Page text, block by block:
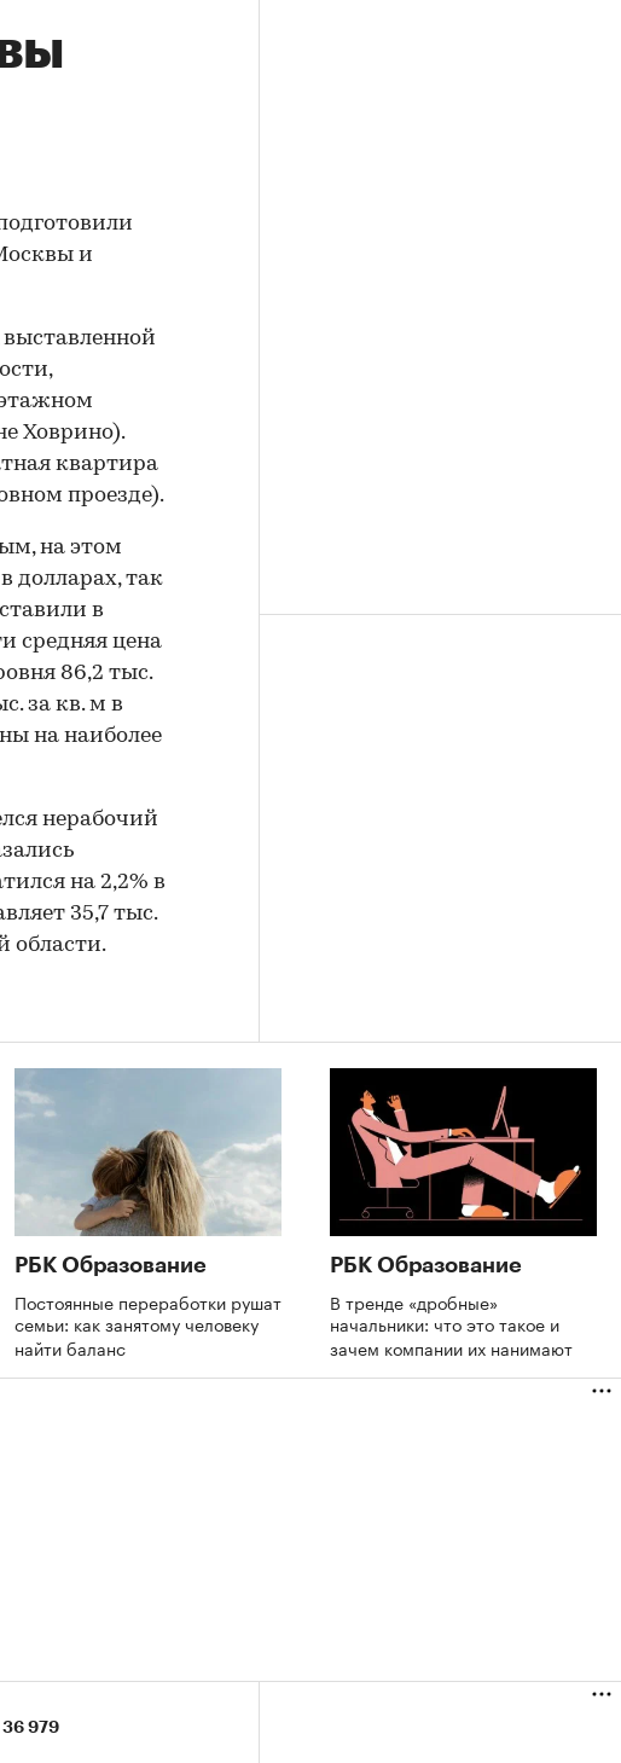
и
Ховрино).
квартира
проезде).
на этом
долларах, так
в
средняя цена
86,2 тыс.
за кв. м в
на наиболее
нерабочий
на 2,2% в
35,7 тыс.
области.
РБК Образование
Постоянные переработки рушат
семьи: как занятому человеку
найти баланс
РБК Образование
В тренде «дробные»
начальники: что это такое и
зачем компании их нанимают
36 979